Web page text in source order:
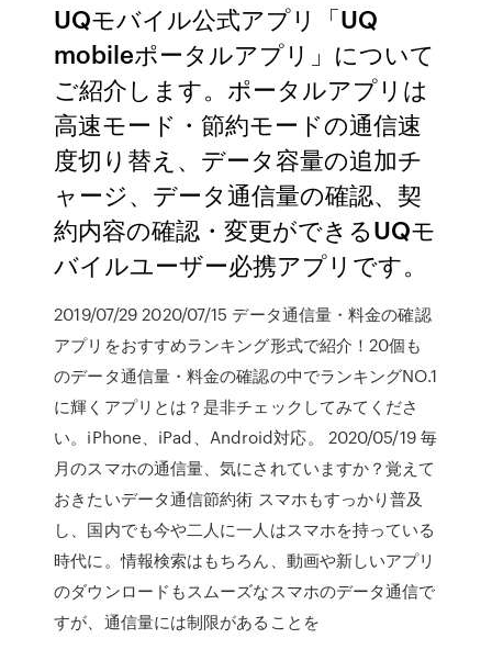
UQモバイル公式アプリ「UQ
mobileポータルアプリ」について
ご紹介します。ポータルアプリは
高速モード・節約モードの通信速
度切り替え、データ容量の追加チ
ャージ、データ通信量の確認、契
約内容の確認・変更ができるUQモ
バイルユーザー必携アプリです。
2019/07/29 2020/07/15 データ通信量・料金の確認
アプリをおすすめランキング形式で紹介！20個も
のデータ通信量・料金の確認の中でランキングNO.1
に輝くアプリとは？是非チェックしてみてくださ
い。iPhone、iPad、Android対応。 2020/05/19 毎
月のスマホの通信量、気にされていますか？覚えて
おきたいデータ通信節約術 スマホもすっかり普及
し、国内でも今や二人に一人はスマホを持っている
時代に。情報検索はもちろん、動画や新しいアプリ
のダウンロードもスムーズなスマホのデータ通信で
すが、通信量には制限があることを